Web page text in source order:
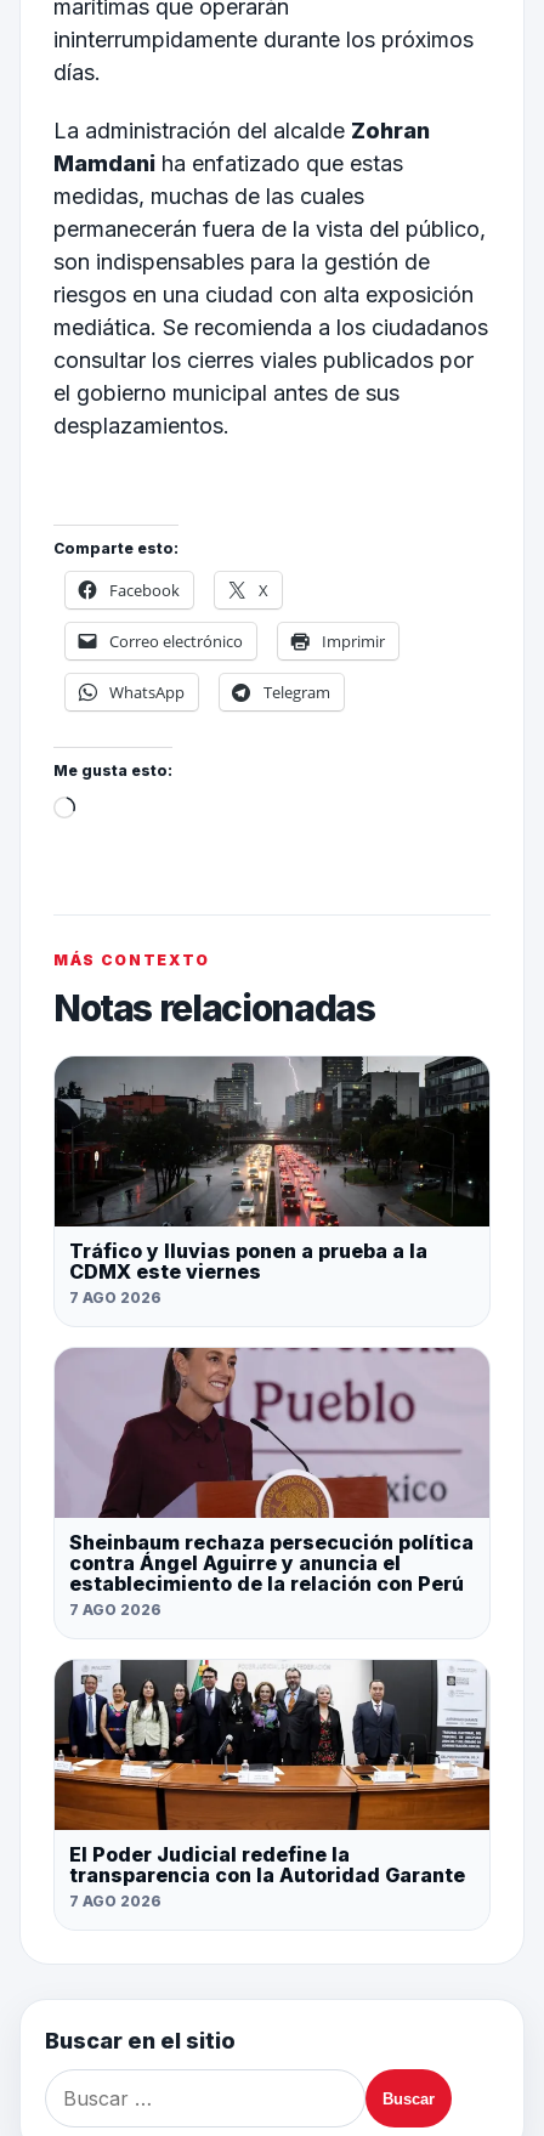
marítimas que operarán
ininterrumpidamente durante los próximos
días.
La administración del alcalde Zohran
Mamdaniha enfatizado que estas
medidas, muchas de las cuales
permanecerán fuera de la vista del público,
son indispensables para la gestión de
riesgos en una ciudad con alta exposición
mediática. Se recomienda a los ciudadanos
consultar los cierres viales publicados por
el gobierno municipal antes de sus
desplazamientos.
Comparte esto:
Facebook X
Correo electrónico Imprimir
WhatsApp Telegram
Me gusta esto:
MÁS CONTEXTO
Notas relacionadas
Tráfico y lluvias ponen a prueba a la
CDMX este viernes
7 AGO 2026
Sheinbaum rechaza persecución política
contra Ángel Aguirre y anuncia el
establecimiento de la relación con Perú
7 AGO 2026
El Poder Judicial redefine la
transparencia con la Autoridad Garante
7 AGO 2026
Buscar en el sitio